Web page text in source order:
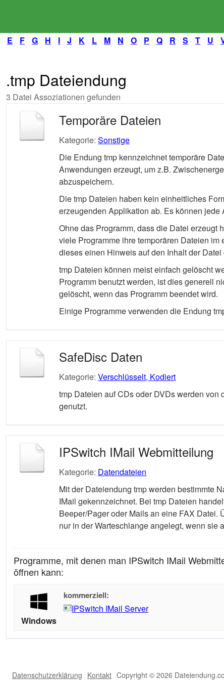
E F G H I J K L M N O P Q R S T U
.tmp Dateiendung
3 Datei Assoziationen gefunden
Temporäre Dateien
Kategorie:Sonstige
Die Endung tmp kennzeichnet temporäre
Anwendungen erzeugt, um z.B.
abzuspeichern.
Die tmp Dateien haben kein einheitliches
erzeugenden Applikation ab. Es können jede
Ohne das Programm, dass die Datei erzeugt
viele Programme ihre temporären Dateien
dieses einen Hinweis auf den Inhalt der Datei
tmp Dateien können meist einfach gelöscht
Programm benutzt werden, ist dies generell
gelöscht, wenn das Programm beendet wird.
Einige Programme verwenden die Endung
SafeDisc Daten
Kategorie:Verschlüsselt, Kodiert
tmp Dateien auf CDs oder DVDs werden
genutzt.
IPSwitch IMail Webmitteilung
Kategorie: Datendateien
Mit der Dateiendung tmp werden bestimmte
IMail gekennzeichnet. Bei tmp Dateien
Beeper/Pager oder Mails an eine FAX
nur in der Warteschlange angelegt, wenn sie
Programme, mit denen man IPSwitch IMail
öffnen kann:
Windows
kommerziell:
IPSwitch IMail Server
Datenschutzerklärung Kontakt Copyright © 2026